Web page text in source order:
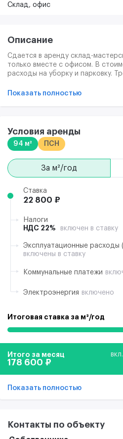
Склад, офис
Описание
Сдается в аренду склад-
только вместе с офисом. В
расходы на уборку и парковку.
охраняемая территория,
Показать полностью
Условия аренды
94 м² ПСН
за м²/год
Ставка
22 800 ₽
Налоги
НДС 22%
включен в ставку
Эксплуатационные расходы
включены в ставку
Коммунальные платежи
Электроэнергия включено
Итоговая ставка за м²/год
Итого за месяц
178 600 ₽
Показать полностью
Контакты по объекту